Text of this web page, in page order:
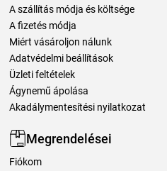
A szállítás módja és költsége
A fizetés módja
Miért vásároljon nálunk
Adatvédelmi beállítások
Üzleti feltételek
Ágynemű ápolása
Akadálymentesítési nyilatkozat
Megrendelései
Fiókom